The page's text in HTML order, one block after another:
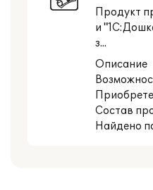
Продукт
и
з...
Описание
Состав
Найдено